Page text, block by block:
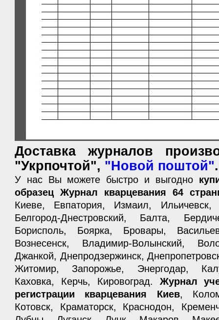
Доставка журналов
"Укрпочтой", "Новой поштой".
У нас Вы можете быстро и выгодно
образец Журнал кварцевания 64
Киеве, Евпатория, Измаил,
Белгород-Днестровский, Балта,
Борисполь, Боярка, Бровары,
Вознесенск, Владимир-Волынский,
Джанкой, Днепродзержинск,
Житомир, Запорожье, Энергодар,
Каховка, Керчь, Кировоград. Журнал
регистрации кварцевания Киев,
Котовск, Краматорск, Краснодон,